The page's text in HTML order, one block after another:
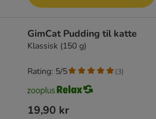
GimCat Pudding til katte
Klassisk (150 g)
19,90 kr
Rating: 5/5 (3)